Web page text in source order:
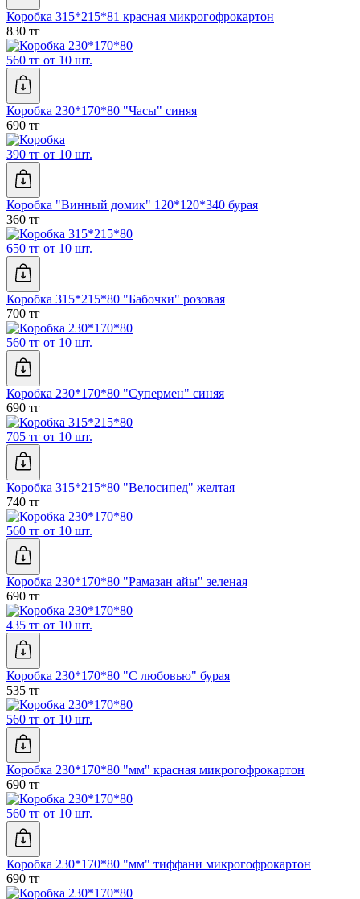
Коробка 315*215*81 красная микрогофрокартон
830 тг
560 тг от 10 шт.
Коробка 230*170*80 "Часы" синяя
690 тг
390 тг от 10 шт.
Коробка "Винный домик" 120*120*340 бурая
360 тг
650 тг от 10 шт.
Коробка 315*215*80 "Бабочки" розовая
700 тг
560 тг от 10 шт.
Коробка 230*170*80 "Супермен" синяя
690 тг
705 тг от 10 шт.
Коробка 315*215*80 "Велосипед" желтая
740 тг
560 тг от 10 шт.
Коробка 230*170*80 "Рамазан айы" зеленая
690 тг
435 тг от 10 шт.
Коробка 230*170*80 "С любовью" бурая
535 тг
560 тг от 10 шт.
Коробка 230*170*80 "мм" красная микрогофрокартон
690 тг
560 тг от 10 шт.
Коробка 230*170*80 "мм" тиффани микрогофрокартон
690 тг